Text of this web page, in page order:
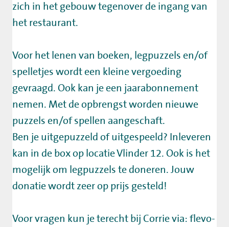
zich in het gebouw tegenover de ingang van
het restaurant.
Voor het lenen van boeken, legpuzzels en/of
spelletjes wordt een kleine vergoeding
gevraagd. Ook kan je een jaarabonnement
nemen. Met de opbrengst worden nieuwe
puzzels en/of spellen aangeschaft.
Ben je uitgepuzzeld of uitgespeeld? Inleveren
kan in de box op locatie Vlinder 12. Ook is het
mogelijk om legpuzzels te doneren. Jouw
donatie wordt zeer op prijs gesteld!
Voor vragen kun je terecht bij Corrie via: flevo-